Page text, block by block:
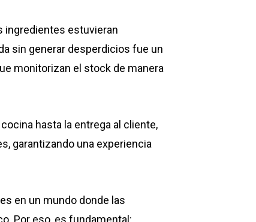
ingredientes estuvieran
sin generar desperdicios fue un
monitorizan el stock de manera
hasta la entrega al cliente,
garantizando una experiencia
en un mundo donde las
Por eso, es fundamental: